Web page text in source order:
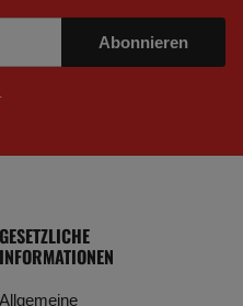
Abonnieren
GESETZLICHE
INFORMATIONEN
Allgemeine